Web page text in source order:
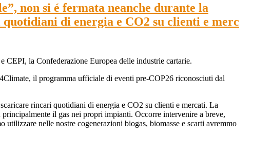
non si é fermata neanche durante la
di energia e CO2 su clienti e merc
la Confederazione Europea delle industrie cartarie.
il programma ufficiale di eventi pre-COP26 riconosciuti dal
rincari quotidiani di energia e CO2 su clienti e mercati. La
il gas nei propri impianti. Occorre intervenire a breve,
nelle nostre cogenerazioni biogas, biomasse e scarti avremmo